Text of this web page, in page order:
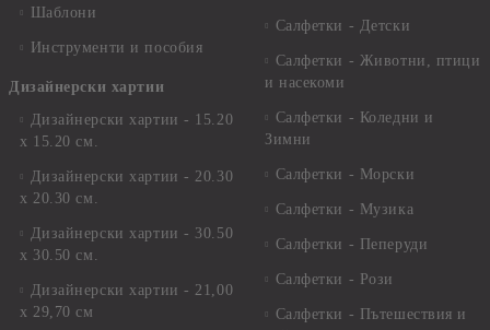
Шаблони
Инструменти и пособия
Дизайнерски хартии
Дизайнерски хартии - 15.20
х 15.20 см.
Дизайнерски хартии - 20.30
х 20.30 см.
Дизайнерски хартии - 30.50
х 30.50 см.
Дизайнерски хартии - 21,00
х 29,70 см
Салфетки - Детски
Салфетки - Животни, птици
и насекоми
Салфетки - Коледни и
Зимни
Салфетки - Морски
Салфетки - Музика
Салфетки - Пеперуди
Салфетки - Рози
Салфетки - Пътешествия и